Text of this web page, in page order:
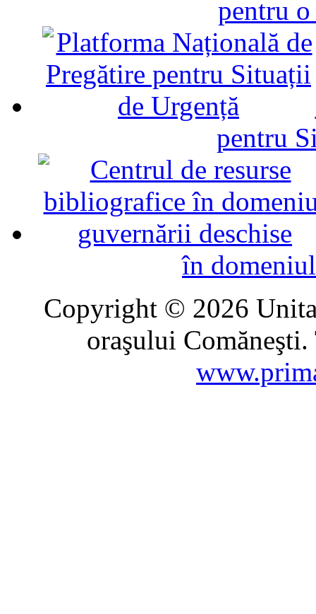
pentru
pentru
în
Copyright © 2026
oraşului